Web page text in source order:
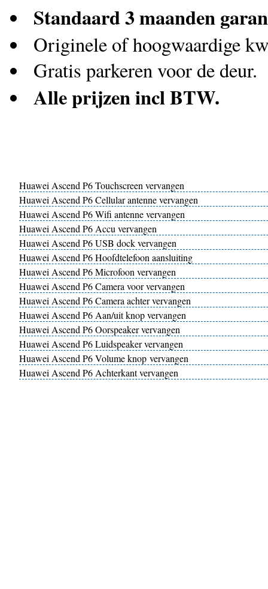
Standaard 3 maanden
Originele of hoogwaardige
Gratis parkeren voor de deur.
Alle prijzen incl BTW.
Huawei Ascend P6 Touchscreen vervangen
Huawei Ascend P6 Cellular antenne vervangen
Huawei Ascend P6 Wifi antenne vervangen
Huawei Ascend P6 Accu vervangen
Huawei Ascend P6 USB dock vervangen
Huawei Ascend P6 Hoofdtelefoon aansluiting
Huawei Ascend P6 Microfoon vervangen
Huawei Ascend P6 Camera voor vervangen
Huawei Ascend P6 Camera achter vervangen
Huawei Ascend P6 Aan/uit knop vervangen
Huawei Ascend P6 Oorspeaker vervangen
Huawei Ascend P6 Luidspeaker vervangen
Huawei Ascend P6 Volume knop vervangen
Huawei Ascend P6 Achterkant vervangen